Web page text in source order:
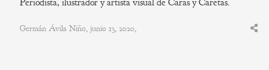
Periodista, ilustrador y artista visual de Caras y Caretas.
Germán Ávila Niño, junio 13, 2020,